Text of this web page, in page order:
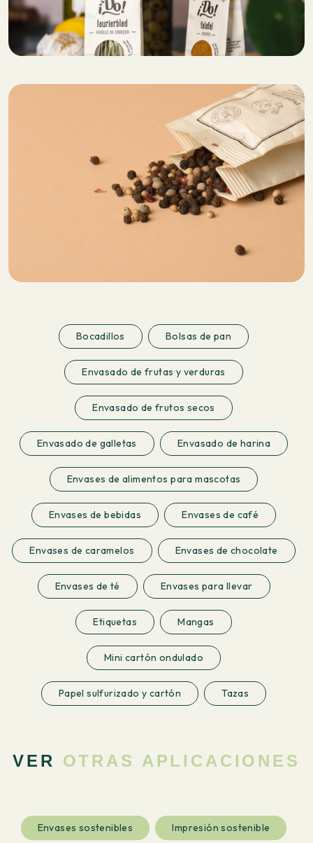
Bocadillos Bolsas de pan
Envasado de frutas y verduras
Envasado de frutos secos
Envasado de galletas Envasado de harina
Envases de alimentos para mascotas
Envases de bebidas Envases de café
Envases de caramelos Envases de chocolate
Envases de té Envases para llevar
Etiquetas Mangas
Mini cartón ondulado
Papel sulfurizado y cartón Tazas
VER OTRAS APLICACIONES
Envases sostenibles Impresión sostenible